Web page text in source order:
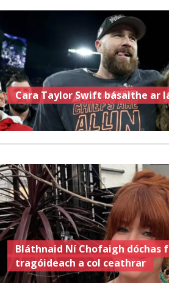
Cara Taylor Swift básaithe ar
Bláthnaid Ní Chofaigh dóchas
tragóideach a col ceathrar